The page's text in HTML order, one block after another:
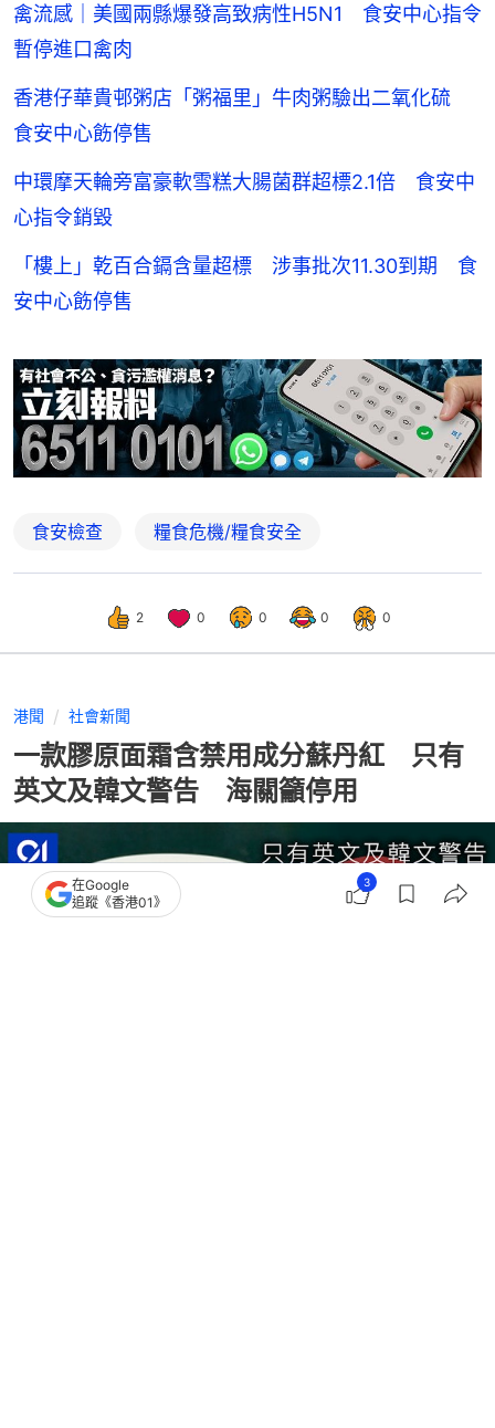
禽流感｜美國兩縣爆發高致病性H5N1 食安中心指令
暫停進口禽肉
香港仔華貴邨粥店「粥福里」牛肉粥驗出二氧化硫
食安中心飭停售
中環摩天輪旁富豪軟雪糕大腸菌群超標2.1倍 食安中
心指令銷毀
「樓上」乾百合鎘含量超標 涉事批次11.30到期 食
安中心飭停售
食安檢查 糧食危機/糧食安全
2 0 0 0 0
港聞 社會新聞
一款膠原面霜含禁用成分蘇丹紅 只有
英文及韓文警告 海關籲停用
在Google
追蹤《香港01》
3